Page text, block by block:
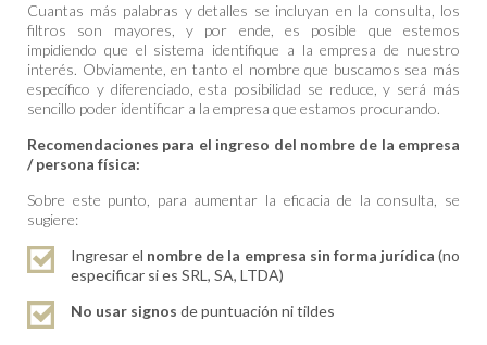
Cuantas más palabras y detalles se incluyan en la consulta, los
filtros son mayores, y por ende, es posible que estemos
impidiendo que el sistema identifique a la empresa de nuestro
interés. Obviamente, en tanto el nombre que buscamos sea más
específico y diferenciado, esta posibilidad se reduce, y será más
sencillo poder identificar a la empresa que estamos procurando.
Recomendaciones para el ingreso del nombre de la empresa
/ persona física:
Sobre este punto, para aumentar la eficacia de la consulta, se
sugiere:
Ingresar el nombre de la empresa sin forma jurídica (no
especificar si es SRL, SA, LTDA)
No usar signos de puntuación ni tildes